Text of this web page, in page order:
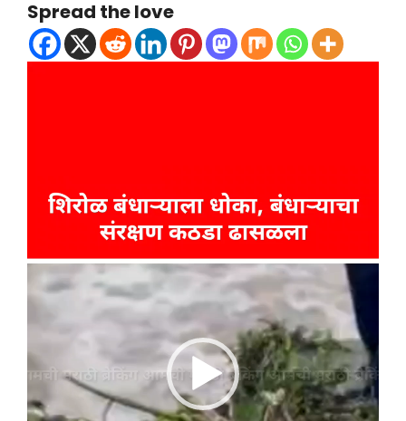
Spread the love